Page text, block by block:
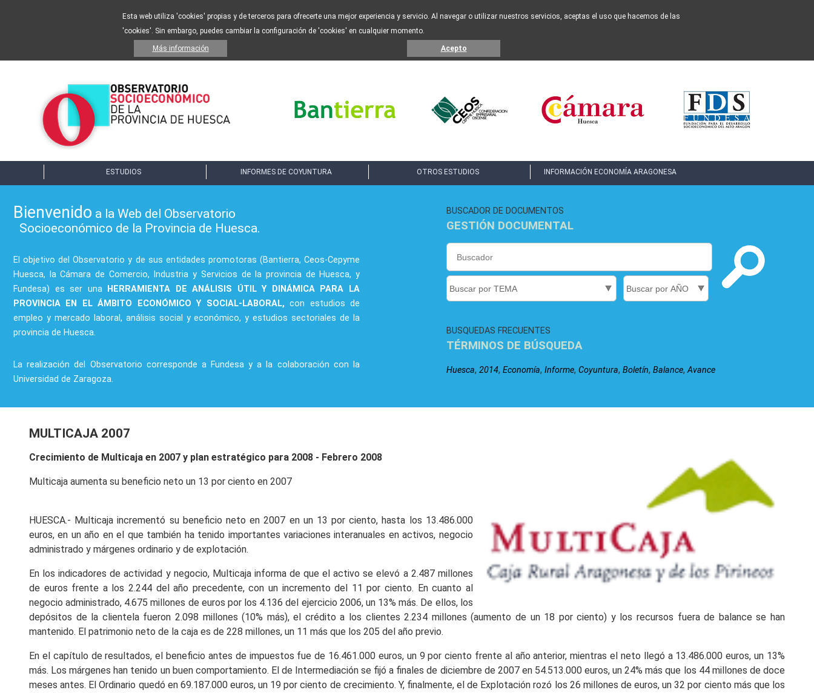
Esta web utiliza 'cookies' propias y de terceros para ofrecerte una mejor experiencia y servicio. Al navegar o utilizar nuestros servicios, aceptas el uso que hacemos de las
'cookies'. Sin embargo, puedes cambiar la configuración de 'cookies' en cualquier momento.
Más información Acepto
ESTUDIOS INFORMES DE COYUNTURA OTROS ESTUDIOS INFORMACIÓN ECONOMÍA ARAGONESA
Bienvenido a la Web del Observatorio
Socioeconómico de la Provincia de Huesca.
El objetivo del Observatorio y de sus entidades promotoras (Bantierra, Ceos-Cepyme
Huesca, la Cámara de Comercio, Industria y Servicios de la provincia de Huesca, y
Fundesa) es ser una
HERRAMIENTA DE ANÁLISIS ÚTIL Y DINÁMICA PARA LA
PROVINCIA EN EL ÁMBITO ECONÓMICO Y SOCIAL-LABORAL,con estudios de
empleo y mercado laboral, análisis social y económico, y estudios sectoriales de la
provincia de Huesca.
La realización del Observatorio corresponde a Fundesa y a la colaboración con la
Universidad de Zaragoza.
BUSCADOR DE DOCUMENTOS
GESTIÓN DOCUMENTAL
BUSQUEDAS FRECUENTES
TÉRMINOS DE BÚSQUEDA
Huesca, 2014, Economía, Informe, Coyuntura, Boletín, Balance,Avance
MULTICAJA 2007
Crecimiento de Multicaja en 2007 y plan estratégico para 2008 - Febrero 2008
Multicaja aumenta su beneficio neto un 13 por ciento en 2007
HUESCA.- Multicaja incrementó su beneficio neto en 2007 en un 13 por ciento, hasta los 13.486.000
euros, en un año en el que también ha tenido importantes variaciones interanuales en activos, negocio
administrado y márgenes ordinario y de explotación.
En los indicadores de actividad y negocio, Multicaja informa de que el activo se elevó a 2.487 millones
de euros frente a los 2.244 del año precedente, con un incremento del 11 por ciento. En cuanto al
negocio administrado, 4.675 millones de euros por los 4.136 del ejercicio 2006, un 13% más. De ellos, los
depósitos de la clientela fueron 2.098 millones (10% más), el crédito a los clientes 2.234 millones (aumento de un 18 por ciento) y los recursos fuera de balance se han
mantenido. El patrimonio neto de la caja es de 228 millones, un 11 más que los 205 del año previo.
En el capítulo de resultados, el beneficio antes de impuestos fue de 16.461.000 euros, un 9 por ciento frente al año anterior, mientras el neto llegó a 13.486.000 euros, un 13%
más. Los márgenes han tenido un buen comportamiento. El de Intermediación se fijó a finales de diciembre de 2007 en 54.513.000 euros, un 24% más que los 44 millones de doce
meses antes. El Ordinario quedó en 69.187.000 euros, un 19 por ciento de crecimiento. Y, finalmente, el de Explotación rozó los 26 millones de euros, un 32 por ciento más que los